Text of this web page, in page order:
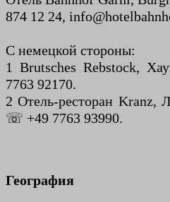
874 12 24,
С немецкой стороны:
1 Brutsches Rebstock,
7763 92170.
2 Отель-ресторан Kranz,
☏ +49 7763 93990.
География